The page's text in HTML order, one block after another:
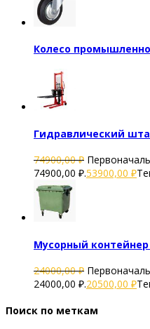
Колесо
Гидравлический
74900,00₽
74900,00 ₽.53900,00 ₽
Мусорный контейнер
24000,00₽
24000,00 ₽.20500,00 ₽
Поиск по меткам